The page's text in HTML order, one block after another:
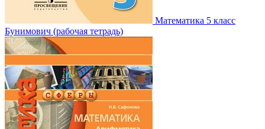
Математика 5 класс
Бунимович (рабочая тетрадь)